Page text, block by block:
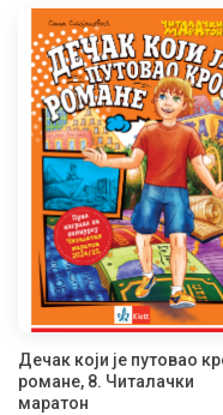
Дечак који је путовао
романе, 8. Читалачки
маратон